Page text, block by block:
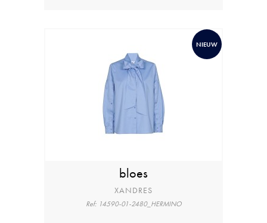
NIEUW
bloes
XANDRES
Ref: 14590-01-2480_HERMINO